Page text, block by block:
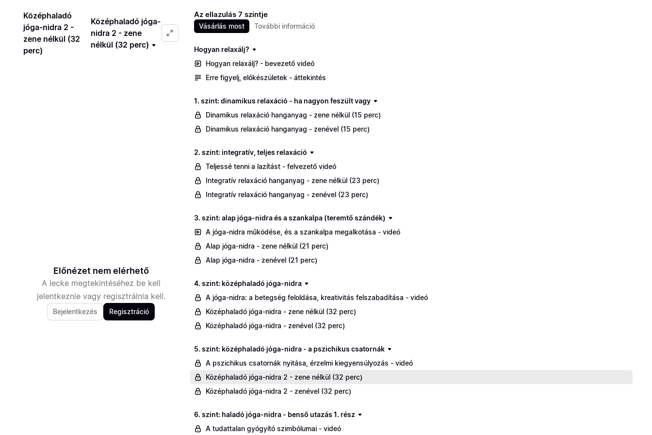
Középhaladó
jóga-nidra 2 -
zene nélkül (32
perc)
Középhaladó jóga-
nidra 2 - zene
nélkül (32 perc)
Előnézet nem elérhető
A lecke megtekintéséhez be kell
jelentkeznie vagy regisztrálnia kell.
Bejelentkezés Regisztráció
Az ellazulás 7 szintje
Vásárlás most További információ
Hogyan relaxálj?
Hogyan relaxálj? - bevezető videó
Erre figyelj, előkészületek - áttekintés
1. szint: dinamikus relaxáció - ha nagyon feszült vagy
Dinamikus relaxáció hanganyag - zene nélkül (15 perc)
Dinamikus relaxáció hanganyag - zenével (15 perc)
2. szint: integratív, teljes relaxáció
Teljessé tenni a lazítást - felvezető videó
Integratív relaxáció hanganyag - zene nélkül (23 perc)
Integratív relaxáció hanganyag - zenével (23 perc)
3. szint: alap jóga-nidra és a szankalpa (teremtő szándék)
A jóga-nidra működése, és a szankalpa megalkotása - videó
Alap jóga-nidra - zene nélkül (21 perc)
Alap jóga-nidra - zenével (21 perc)
4. szint: középhaladó jóga-nidra
A jóga-nidra: a betegség feloldása, kreativitás felszabadítása - videó
Középhaladó jóga-nidra - zene nélkül (32 perc)
Középhaladó jóga-nidra - zenével (32 perc)
5. szint: középhaladó jóga-nidra - a pszichikus csatornák
A pszichikus csatornák nyitása, érzelmi kiegyensúlyozás - videó
Középhaladó jóga-nidra 2 - zene nélkül (32 perc)
Középhaladó jóga-nidra 2 - zenével (32 perc)
6. szint: haladó jóga-nidra - benső utazás 1. rész
A tudattalan gyógyító szimbólumai - videó